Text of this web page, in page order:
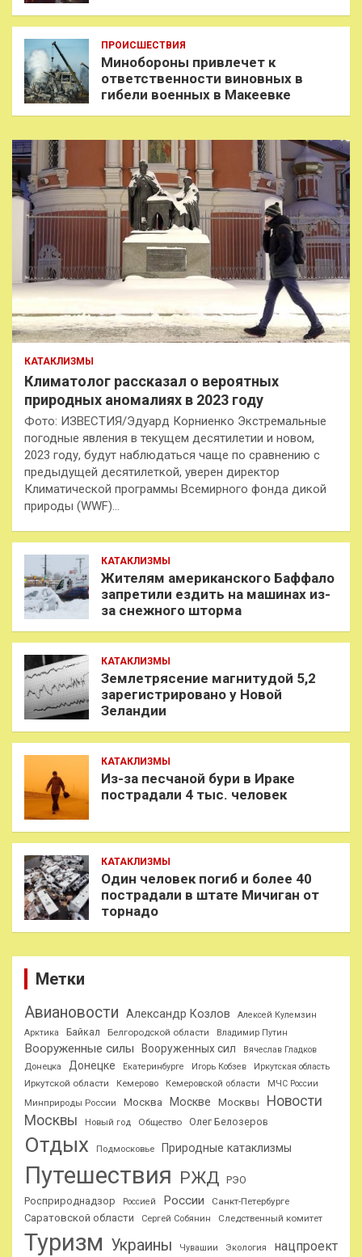
ПРОИСШЕСТВИЯ
Минобороны привлечет к
ответственности виновных в
гибели военных в Макеевке
КАТАКЛИЗМЫ
Климатолог рассказал о вероятных
природных аномалиях в 2023 году
Фото: ИЗВЕСТИЯ/Эдуард Корниенко Экстремальные
погодные явления в текущем десятилетии и новом,
2023 году, будут наблюдаться чаще по сравнению с
предыдущей десятилеткой, уверен директор
Климатической программы Всемирного фонда дикой
природы (WWF)…
КАТАКЛИЗМЫ
Жителям американского Баффало
запретили ездить на машинах из-
за снежного шторма
КАТАКЛИЗМЫ
Землетрясение магнитудой 5,2
зарегистрировано у Новой
Зеландии
КАТАКЛИЗМЫ
Из-за песчаной бури в Ираке
пострадали 4 тыс. человек
КАТАКЛИЗМЫ
Один человек погиб и более 40
пострадали в штате Мичиган от
торнадо
Метки
Авиановости Александр Козлов
Алексей Кулемзин
Арктика
Байкал Белгородской области Владимир Путин
Вооруженные силы Вооруженных сил
Вячеслав Гладков
Донецка
Донецке Екатеринбурге Игорь Кобзев Иркутская область
Иркутской области Кемерово Кемеровской области
МЧС России
Минприроды России
Москва Москве Москвы
Новости
Москвы
Новый год Общество Олег Белозеров
Отдых Подмосковье Природные катаклизмы
Путешествия РЖД РЭО
Росприроднадзор
Россией России Санкт-Петербурге
Саратовской области Сергей Собянин Следственный комитет
Туризм Украины Чувашии Экология
нацпроект